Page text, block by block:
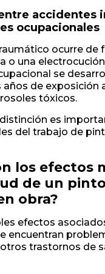
accidentes
ocupacionales
ocurre de
o una
se
años de exposición
tóxicos.
es
del trabajo de
los efectos
de un
obra?
efectos
encuentran
trastornos de